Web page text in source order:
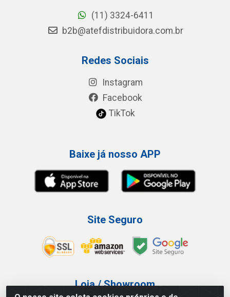
(11) 3324-6411
b2b@atefdistribuidora.com.br
Redes Sociais
Instagram
Facebook
TikTok
Baixe já nosso APP
Site Seguro
Loja / Showroom